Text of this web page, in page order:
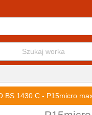
Szukaj worka
BS 1430 C - P15micro